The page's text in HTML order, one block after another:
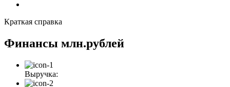
Краткая справка
Финансы млн.рублей
Выручка: